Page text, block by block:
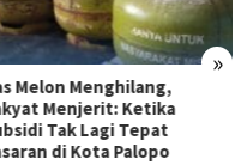
»
Melon Menghilang,
Menjerit: Ketika
Tak Lagi Tepat
di Kota Palopo